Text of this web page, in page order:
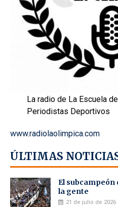
La radio de La Escuela
Periodistas Deportivos
www.radiolaolimpica.com
ÚLTIMAS
El subcampeón
la gente
21 de julio de 2026